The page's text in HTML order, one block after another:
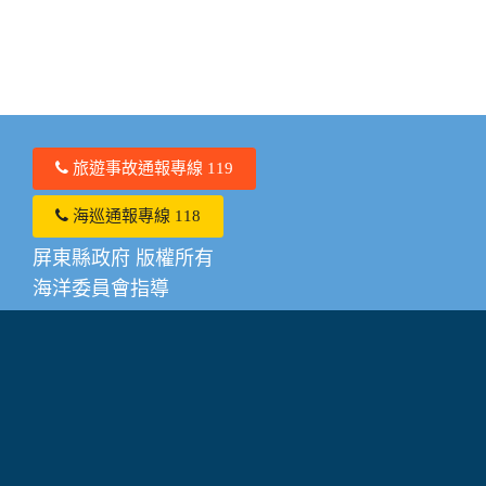
旅遊事故通報專線 119
海巡通報專線 118
屏東縣政府 版權所有
海洋委員會指導